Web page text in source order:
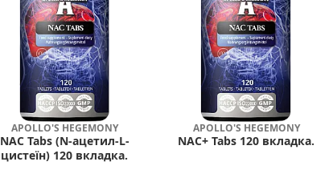
APOLLO'S HEGEMONY
NAC Tabs (N-ацетил-L-
цистеїн) 120 вкладка.
APOLLO'S HEGEMONY
NAC+ Tabs 120 вкладка.